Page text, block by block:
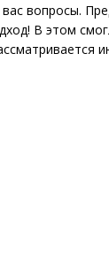
вопросы.
В этом